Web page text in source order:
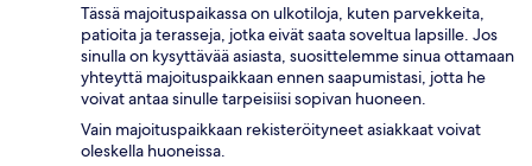
Tässä majoituspaikassa on ulkotiloja, kuten parvekkeita,
patioita ja terasseja, jotka eivät saata soveltua lapsille. Jos
sinulla on kysyttävää asiasta, suosittelemme sinua ottamaan
yhteyttä majoituspaikkaan ennen saapumistasi, jotta he
voivat antaa sinulle tarpeisiisi sopivan huoneen.
Vain majoituspaikkaan rekisteröityneet asiakkaat voivat
oleskella huoneissa.